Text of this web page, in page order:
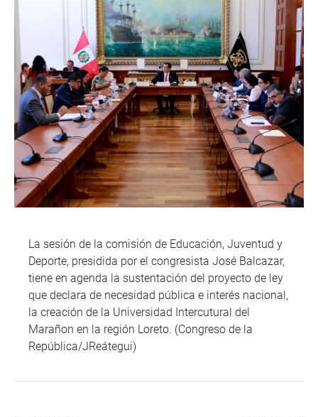
La sesión de la comisión de Educación, Juventud y
Deporte, presidida por el congresista José Balcazar,
tiene en agenda la sustentación del proyecto de ley
que declara de necesidad pública e interés nacional,
la creación de la Universidad Intercutural del
Marañon en la región Loreto. (Congreso de la
República/JReátegui)